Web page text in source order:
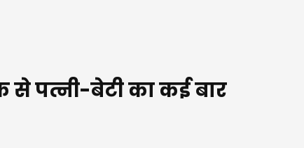
से पत्नी-बेटी का कई बार